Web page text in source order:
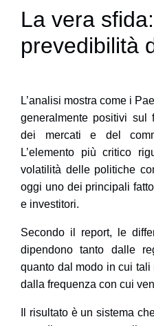
La vera
prevedibilità
L’analisi mostra come i
generalmente positivi sul
dei mercati e del
L’elemento più critico
volatilità delle politiche
oggi uno dei principali
e investitori.
Secondo il report, le
dipendono tanto dalle
quanto dal modo in cui
dalla frequenza con cui
Il risultato è un sistema